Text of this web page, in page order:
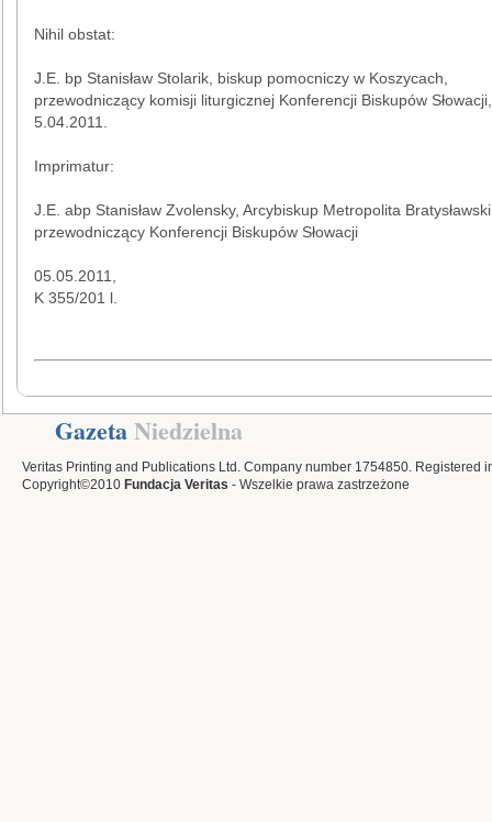
Nihil obstat:
J.E. bp Stanisław Stolarik, biskup pomocniczy w Koszycach,
przewodniczący komisji liturgicznej Konferencji Biskupów Słowacji,
5.04.2011.
Imprimatur:
J.E. abp Stanisław Zvolensky, Arcybiskup Metropolita
przewodniczący Konferencji Biskupów Słowacji
05.05.2011,
K 355/201 l.
GazetaNiedzielna
Veritas Printing and Publications Ltd. Company number 1754850. Registered
Copyright©2010 Fundacja Veritas - Wszelkie prawa zastrzeżone